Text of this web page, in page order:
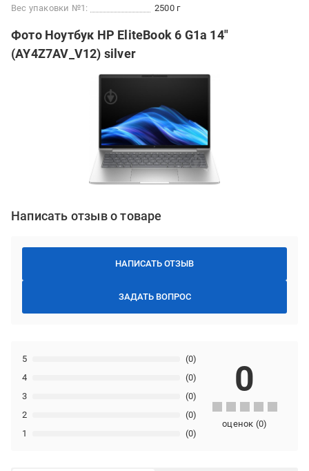
Вес упаковки №1:
2500 г
Фото Ноутбук HP EliteBook 6 G1a 14"
(AY4Z7AV_V12) silver
Написать отзыв о товаре
НАПИСАТЬ ОТЗЫВ
ЗАДАТЬ ВОПРОС
1 (0)
2 (0)
3 (0)
4 (0)
5 (0)
0
оценок (0)